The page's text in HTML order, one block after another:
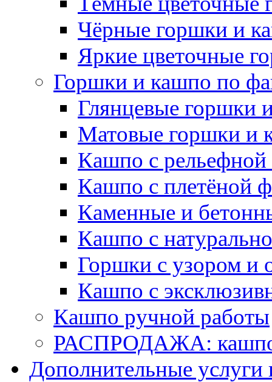
Чёрные горшки и
Яркие цветочные
Горшки и кашпо по
Глянцевые горшки
Матовые горшки и
Кашпо с рельефной
Кашпо с плетёной
Каменные и
Кашпо с
Горшки с узором и
Кашпо с
Кашпо ручной работы
РАСПРОДАЖА: кашпо
Дополнительные услуги